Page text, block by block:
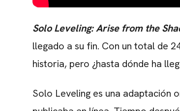
Solo Leveling: Arise from the
llegado a su fin. Con un total de
historia, pero ¿hasta dónde ha
Solo Leveling es una adaptación